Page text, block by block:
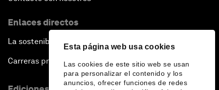
Esta página web usa cookies
Las cookies de este sitio web se usan
para personalizar el contenido y los
anuncios, ofrecer funciones de redes
Enlaces directos
La sostenibilidad en el Foro
Carreras profesionales